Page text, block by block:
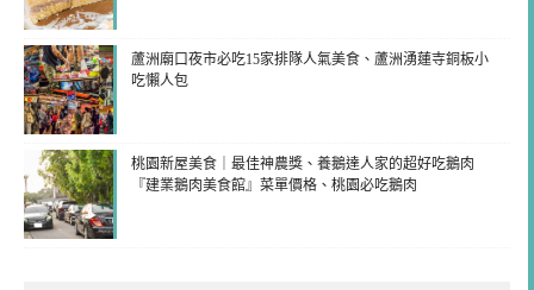
蘆洲廟口夜市必吃15家排隊人氣美食、蘆洲湧蓮寺銅板小
吃懶人包
桃園新屋美食｜最佳神農獎、養鵝達人家的超好吃鵝肉
『建業鵝肉美食館』菜單價格、桃園必吃鵝肉